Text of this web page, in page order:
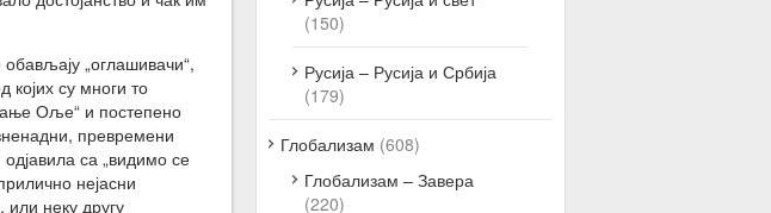
„оглашивачи“,
којих су многи то
Оље“ и постепено
превремени
са „видимо се
нејасни
неку другу
(150)
Русија – Русија и Србија
(179)
Глобализам (608)
Глобализам – Завера
(220)